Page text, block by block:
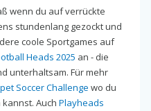
wenn du auf verrückte
stundenlang gezockt und
coole Sportgames auf
Heads 2025 an - die
unterhaltsam. Für mehr
Soccer Challenge wo du
Auch Playheads